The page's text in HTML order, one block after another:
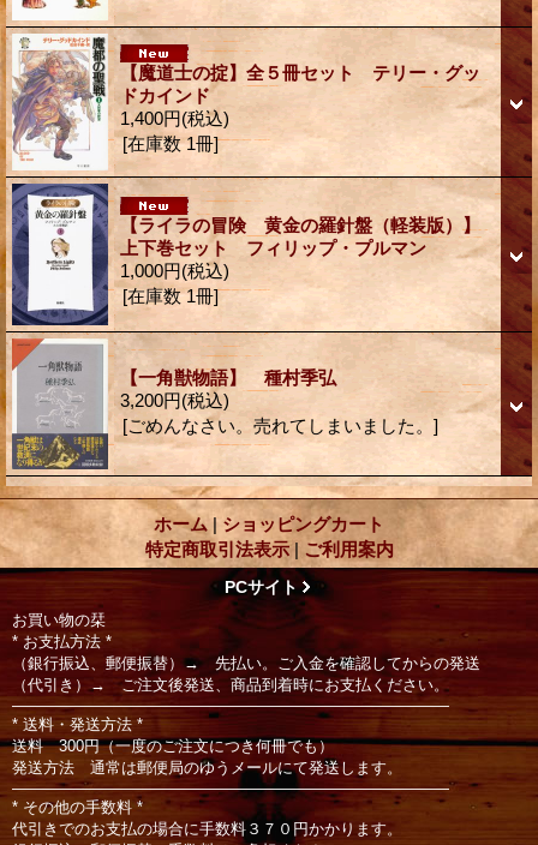
【魔道士の掟】全５冊セット テリー・グッ
ドカインド
1,400円(税込)
[在庫数 1冊]
【ライラの冒険 黄金の羅針盤（軽装版）】
上下巻セット フィリップ・プルマン
1,000円(税込)
[在庫数 1冊]
【一角獣物語】 種村季弘
3,200円(税込)
[ごめんなさい。売れてしまいました。]
ホーム | ショッピングカート
特定商取引法表示 | ご利用案内
PCサイト
お買い物の栞
* お支払方法 *
（銀行振込、郵便振替）→ 先払い。ご入金を確認してからの発送
（代引き）→ ご注文後発送、商品到着時にお支払ください。
――――――――――――――――――――――――――――
* 送料・発送方法 *
送料 300円（一度のご注文につき何冊でも）
発送方法 通常は郵便局のゆうメールにて発送します。
――――――――――――――――――――――――――――
* その他の手数料 *
代引きでのお支払の場合に手数料３７０円かかります。